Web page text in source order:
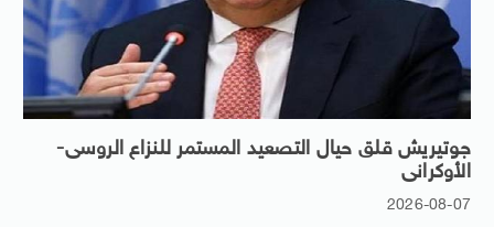
جوتيريش قلق حيال التصعيد المستمر للنزاع الروسى-
الأوكرانى
2026-08-07